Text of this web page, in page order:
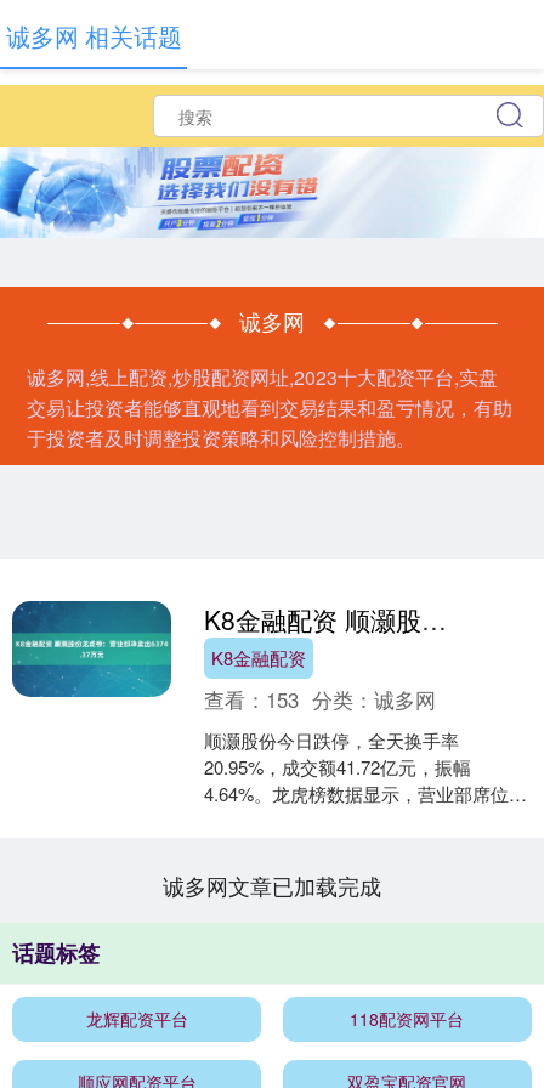
诚多网
诚多网,线上配资,炒股配资网址,2023十大配资平台,实盘
交易让投资者能够直观地看到交易结果和盈亏情况，有助
于投资者及时调整投资策略和风险控制措施。
诚多网 相关话题
K8金融配资 顺灏股份龙虎榜：营业部净卖出6374.37万元
K8金融配资
查看： 153 分类：诚多网
顺灏股份今日跌停，全天换手率
20.95%，成交额41.72亿元，振幅
4.64%。龙虎榜数据显示，营业部席位合
诚多网文章已加载完成
话题标签
龙辉配资平台 118配资网平台
顺应网配资平台 双盈宝配资官网